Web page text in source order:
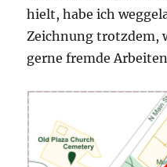
hielt, habe ich
Zeichnung trotzdem,
gerne fremde